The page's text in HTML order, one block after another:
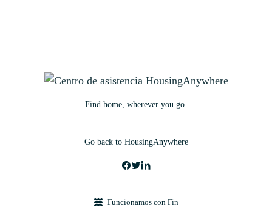
Find home, wherever you go.
Go back to HousingAnywhere
Funcionamos con Fin